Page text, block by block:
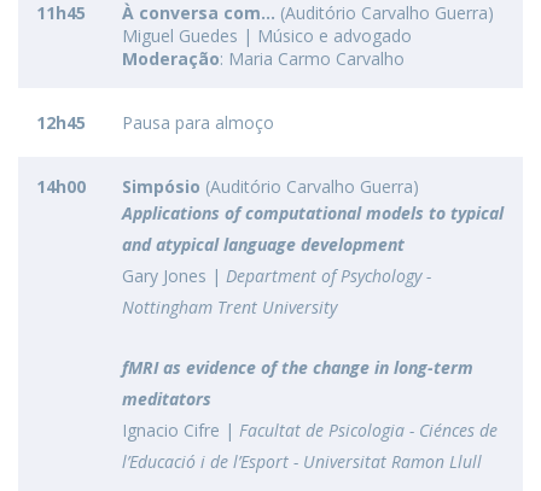
11h45 À conversa com... (Auditório Carvalho Guerra)
Miguel Guedes | Músico e advogado
Moderação: Maria Carmo Carvalho
12h45 Pausa para almoço
14h00 Simpósio (Auditório Carvalho Guerra)
Applications of computational models to typical
and atypical language development
Gary Jones | Department of Psychology -
Nottingham Trent University
fMRI as evidence of the change in long-term
meditators
Ignacio Cifre | Facultat de Psicologia - Ciénces de
l’Educació i de l’Esport - Universitat Ramon Llull